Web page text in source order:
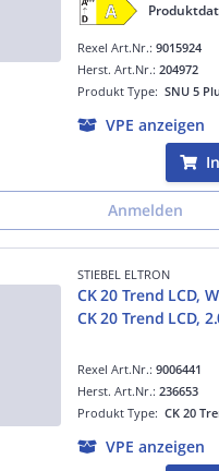
Rexel Art.Nr.: 9015924
Produkt Type: SNU 5
Herst. Art.Nr.: 204972
VPE anzeigen
Anmelden
STIEBEL ELTRON
CK 20 Trend LCD,
CK 20 Trend LCD,
Rexel Art.Nr.: 9006441
Produkt Type: CK 20
Herst. Art.Nr.: 236653
VPE anzeigen